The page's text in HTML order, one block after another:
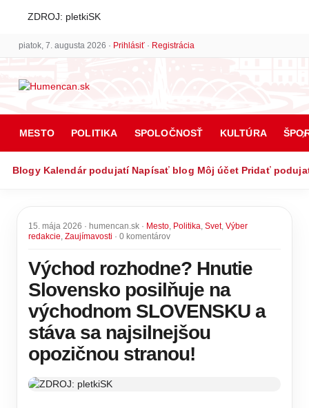
ZDROJ: pletkiSK
piatok, 7. augusta 2026 · Prihlásiť· Registrácia
MESTO POLITIKA SPOLOČNOSŤ KULTÚRA
Blogy Kalendár podujatí Napísať blog Môj účet Pridať
15. mája 2026 · humencan.sk · Mesto, Politika, Svet, Výber
redakcie, Zaujímavosti · 0 komentárov
Východ rozhodne? Hnutie
Slovensko posilňuje na
východnom SLOVENSKU a
stáva sa najsilnejšou
opozičnou stranou!